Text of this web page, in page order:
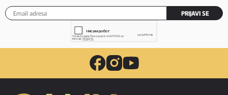
PRIJAVI SE